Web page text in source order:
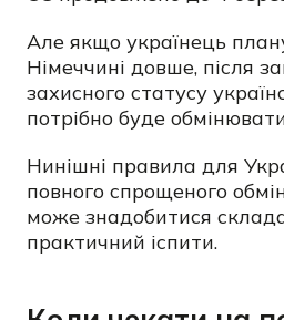
Але якщо українець
Німеччині довше, після
захисного статусу
потрібно буде
Нинішні правила для
повного спрощеного
може знадобитися
практичний іспити.